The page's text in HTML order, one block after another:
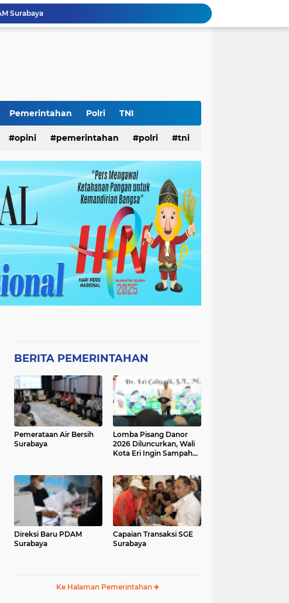
SGE Surabaya
2026
Surabaya
Lomba Pisang Danor 2026 Diluncurkan, Wali Kota Eri Ingin Sampah Organik Selesai dari Rumah
Surabaya
Pemerintahan Polri TNI
opini pemerintahan polri tni
BERITA PEMERINTAHAN
Pemerataan Air Bersih
Surabaya
Lomba Pisang Danor
2026 Diluncurkan, Wali
Kota Eri Ingin Sampah
Direksi Baru PDAM
Surabaya
Capaian Transaksi SGE
Surabaya
Ke Halaman Pemerintahan